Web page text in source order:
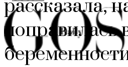
рассказала,
поправилась